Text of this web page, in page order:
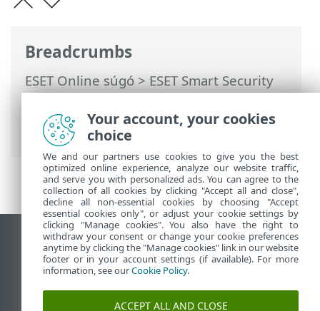
Breadcrumbs
ESET Online súgó>ESET Smart Security
Premium>Az ESET Smart Security
Premium használata>Eszközök>
Naplófájlok
Asztali webhely megtekintése
End of Life
Az ESET tudásbázisa
ESET Fórum
Your account, your cookies
choice
We and our partners use cookies to give you the best
optimized online experience, analyze our website traffic,
and serve you with personalized ads. You can agree to the
collection of all cookies by clicking "Accept all and close",
decline all non-essential cookies by choosing "Accept
essential cookies only", or adjust your cookie settings by
clicking "Manage cookies". You also have the right to
withdraw your consent or change your cookie preferences
anytime by clicking the "Manage cookies" link in our website
footer or in your account settings (if available). For more
information, see ourCookie Policy.
ACCEPT ALL AND CLOSE